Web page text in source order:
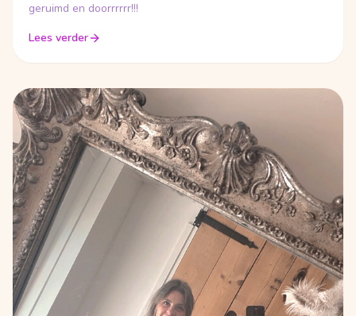
geruimd en doorrrrrr!!!
Lees verder